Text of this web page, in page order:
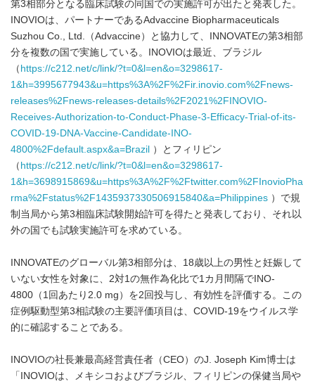
第3相部分となる臨床試験の同国での実施許可が出たと発表した。
INOVIOは、パートナーであるAdvaccine Biopharmaceuticals
Suzhou Co., Ltd.（Advaccine）と協力して、INNOVATEの第3相部
分を複数の国で実施している。INOVIOは最近、ブラジル
（ https://c212.net/c/link/?t=0&l=en&o=3298617-
1&h=3995677943&u=https%3A%2F%2Fir.inovio.com%2Fnews-
releases%2Fnews-releases-details%2F2021%2FINOVIO-
Receives-Authorization-to-Conduct-Phase-3-Efficacy-Trial-of-its-
COVID-19-DNA-Vaccine-Candidate-INO-
4800%2Fdefault.aspx&a=Brazil ）とフィリピン
（ https://c212.net/c/link/?t=0&l=en&o=3298617-
1&h=3698915869&u=https%3A%2F%2Ftwitter.com%2FInovioPha
rma%2Fstatus%2F1435937330506915840&a=Philippines ）で規
制当局から第3相臨床試験開始許可を得たと発表しており、それ以
外の国でも試験実施許可を求めている。
INNOVATEのグローバル第3相部分は、18歳以上の男性と妊娠して
いない女性を対象に、2対1の無作為化比で1カ月間隔でINO-
4800（1回あたり2.0 mg）を2回投与し、有効性を評価する。この
症例駆動型第3相試験の主要評価項目は、COVID-19をウイルス学
的に確認することである。
INOVIOの社長兼最高経営責任者（CEO）のJ. Joseph Kim博士は
「INOVIOは、メキシコおよびブラジル、フィリピンの保健当局や